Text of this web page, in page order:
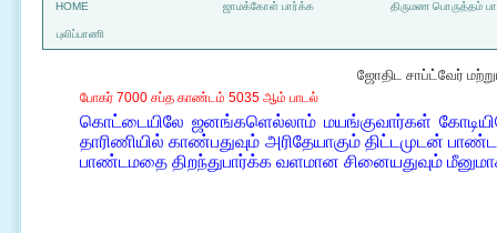
HOME ஜாமக்கோள் பார்க்க திருமண பொருத்தம்
புலிப்பாணி
ஜோதிட சாப்ட்வேர்
போகர் 7000 சப்த காண்டம் 5035 ஆம் பாடல்
கொட்டையிலே ஜனங்களெல்லாம் மயங்குவார்கள்
தாரிணியில் காண்பதுவும் அரிதேயாகும் திட்டமுடன்
பாண்டமதை திறந்துபார்க்க வளமான சினையதுவும்